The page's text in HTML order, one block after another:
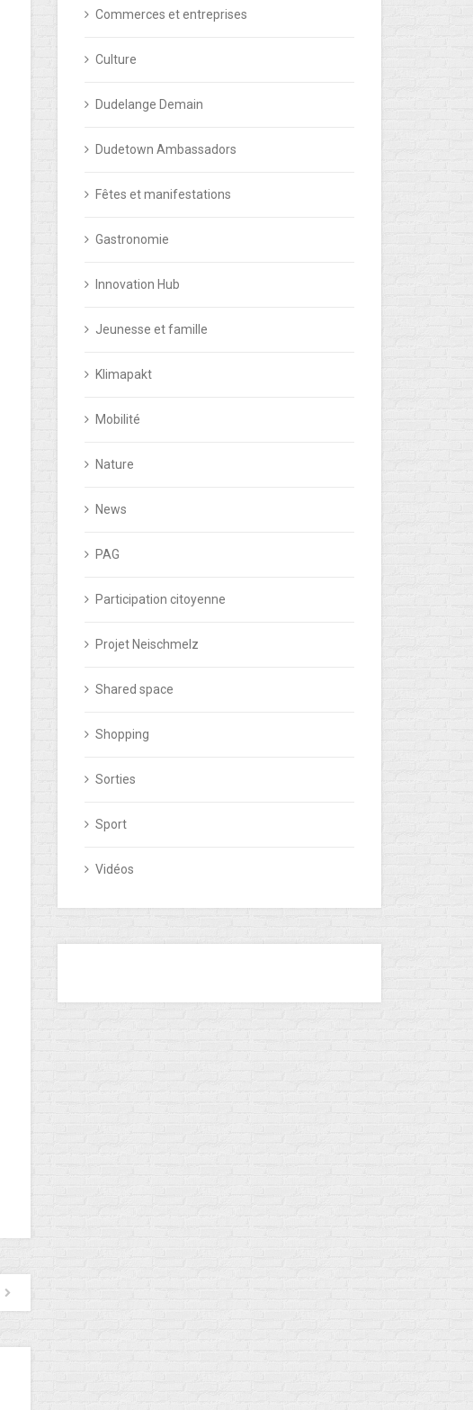
Commerces et entreprises
Culture
Dudelange Demain
Dudetown Ambassadors
Fêtes et manifestations
Gastronomie
Innovation Hub
Jeunesse et famille
Klimapakt
Mobilité
Nature
News
PAG
Participation citoyenne
Projet Neischmelz
Shared space
Shopping
Sorties
Sport
Vidéos